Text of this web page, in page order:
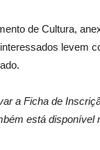
de Cultura,
levem
a Ficha de
está disponível